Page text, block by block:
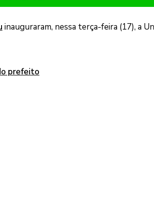
inauguraram, nessa terça-feira (17), a
prefeito